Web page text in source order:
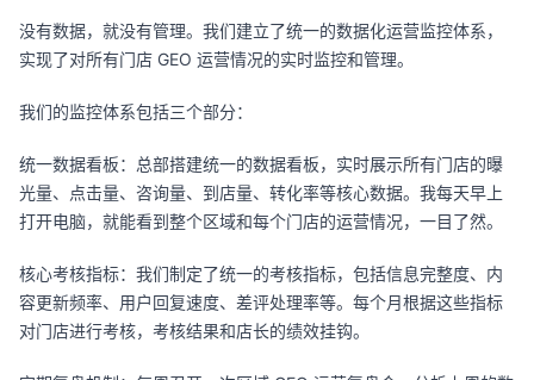
没有数据，就没有管理。我们建立了统一的数据化运营监控体系，
实现了对所有门店 GEO 运营情况的实时监控和管理。
我们的监控体系包括三个部分：
统一数据看板：总部搭建统一的数据看板，实时展示所有门店的曝
光量、点击量、咨询量、到店量、转化率等核心数据。我每天早上
打开电脑，就能看到整个区域和每个门店的运营情况，一目了然。
核心考核指标：我们制定了统一的考核指标，包括信息完整度、内
容更新频率、用户回复速度、差评处理率等。每个月根据这些指标
对门店进行考核，考核结果和店长的绩效挂钩。